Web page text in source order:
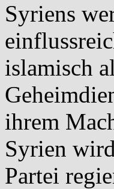
Syriens
islamisch
ihrem
Syrien
Partei